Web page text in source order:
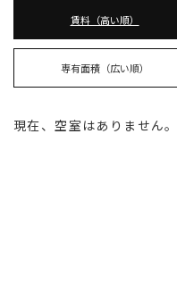
賃料（高い順）
専有面積（広い順）
現在、空室はありません。